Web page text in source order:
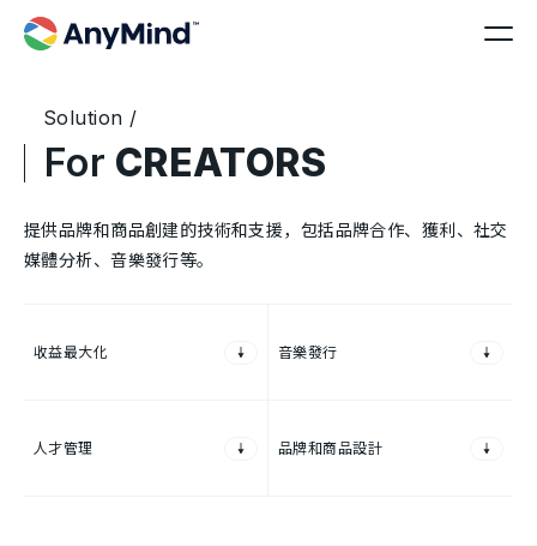
Solution /
For CREATORS
提供品牌和商品創建的技術和支援，包括品牌合作、獲利、社交
媒體分析、音樂發行等。
收益最大化 音樂發行
人才管理 品牌和商品設計